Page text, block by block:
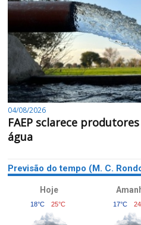
04/08/2026
FAEP sclarece
água
Previsão do tempo (M. C.
Hoje
18°C 25°C 17°C